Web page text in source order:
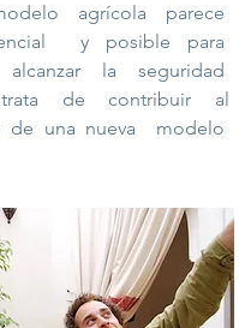
agrícola
parece
y posible para
alcanzar la
seguridad
de contribuir al
de una nueva
modelo